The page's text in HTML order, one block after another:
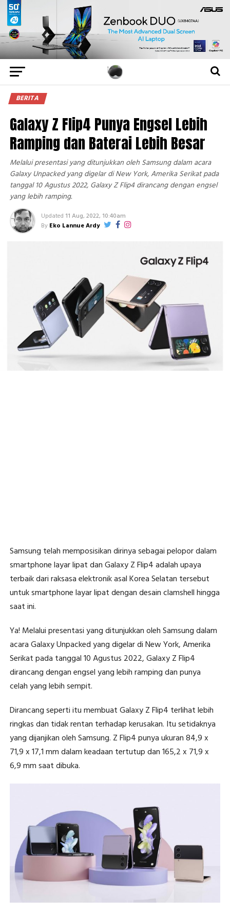
BERITA
Galaxy Z Flip4 Punya Engsel Lebih
Ramping dan Baterai Lebih Besar
Melalui presentasi yang ditunjukkan oleh Samsung dalam acara
Galaxy Unpacked yang digelar di New York, Amerika Serikat pada
tanggal 10 Agustus 2022, Galaxy Z Flip4 dirancang dengan engsel
yang lebih ramping.
Updated 11 Aug, 2022, 10:40am
By Eko Lannue Ardy
Samsung telah memposisikan dirinya sebagai pelopor dalam
smartphone layar lipat dan Galaxy Z Flip4 adalah upaya
terbaik dari raksasa elektronik asal Korea Selatan tersebut
untuk smartphone layar lipat dengan desain clamshell hingga
saat ini.
Ya! Melalui presentasi yang ditunjukkan oleh Samsung dalam
acara Galaxy Unpacked yang digelar di New York, Amerika
Serikat pada tanggal 10 Agustus 2022, Galaxy Z Flip4
dirancang dengan engsel yang lebih ramping dan punya
celah yang lebih sempit.
Dirancang seperti itu membuat Galaxy Z Flip4 terlihat lebih
ringkas dan tidak rentan terhadap kerusakan. Itu setidaknya
yang dijanjikan oleh Samsung. Z Flip4 punya ukuran 84,9 x
71,9 x 17,1 mm dalam keadaan tertutup dan 165,2 x 71,9 x
6,9 mm saat dibuka.